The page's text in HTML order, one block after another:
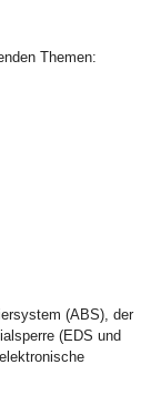
Themen:
(ABS), der
(EDS und